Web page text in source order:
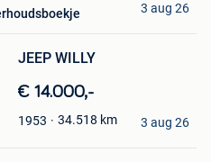
3 aug 26
JEEP WILLY
€ 14.000,-
1953 34.518 km 3 aug 26